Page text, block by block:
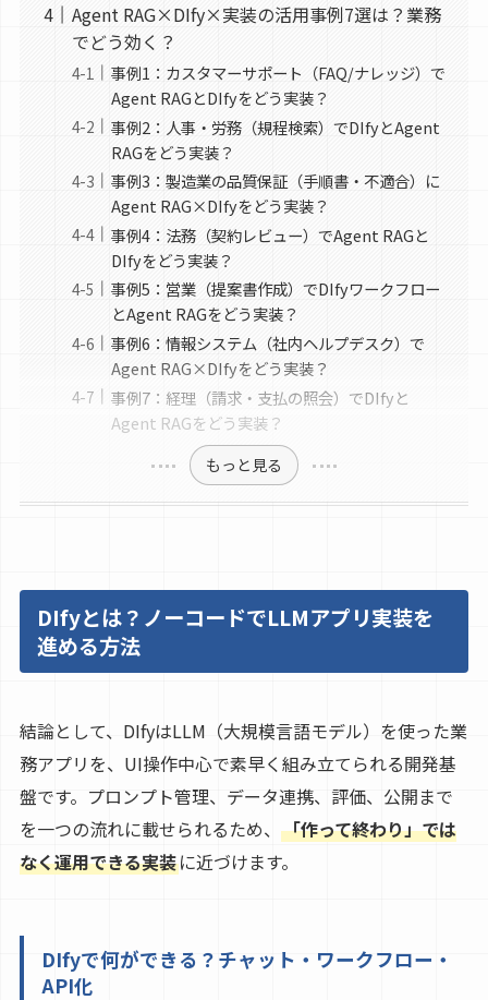
Agent RAG×DIfy×実装の活用事例7選は？業務
でどう効く？
事例1：カスタマーサポート（FAQ/ナレッジ）で
Agent RAGとDIfyをどう実装？
事例2：人事・労務（規程検索）でDIfyとAgent
RAGをどう実装？
事例3：製造業の品質保証（手順書・不適合）に
Agent RAG×DIfyをどう実装？
事例4：法務（契約レビュー）でAgent RAGと
DIfyをどう実装？
事例5：営業（提案書作成）でDIfyワークフロー
とAgent RAGをどう実装？
事例6：情報システム（社内ヘルプデスク）で
Agent RAG×DIfyをどう実装？
事例7：経理（請求・支払の照会）でDIfyと
Agent RAGをどう実装？
もっと見る
DIfyとは？ノーコードでLLMアプリ実装を
進める方法
結論として、DIfyはLLM（大規模言語モデル）を使った業
務アプリを、UI操作中心で素早く組み立てられる開発基
盤です。プロンプト管理、データ連携、評価、公開まで
を一つの流れに載せられるため、 「作って終わり」では
なく運用できる実装に近づけます。
DIfyで何ができる？チャット・ワークフロー・
API化